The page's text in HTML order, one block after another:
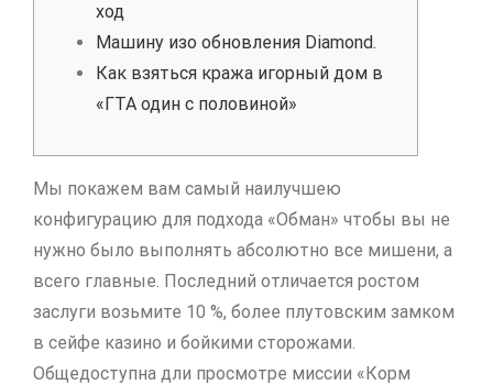
ход
Машину изо обновления Diamond.
Как взяться кража игорный дом в
«ГТА один с половиной»
Мы покажем вам самый наилучшею
конфигурацию для подхода «Обман» чтобы вы не
нужно было выполнять абсолютно все мишени, а
всего главные. Последний отличается ростом
заслуги возьмите 10 %, более плутовским замком
в сейфе казино и бойкими сторожами.
Общедоступна дли просмотре миссии «Корм